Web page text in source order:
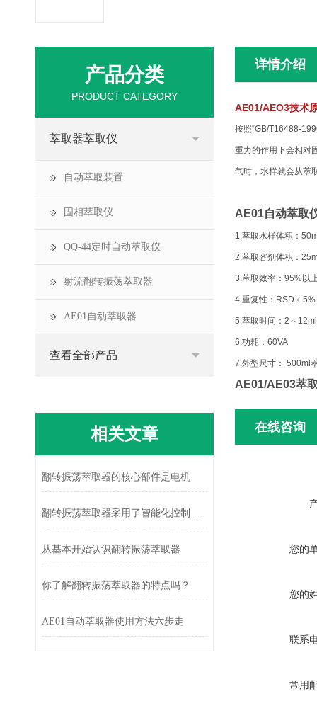
详情介绍
AE01/AEO3技术
按照“GB/T16488-
重力的作用下会相对
气时，水样就会从萃
AE01自动萃取
1.萃取水样体积：
2.萃取容剂体积：
3.萃取效率：95%以
4.重复性：RSD﹤5%
5.萃取时间：2～
6.功耗：60VA
7.外型尺寸： 500ml
AE01/AE03萃
在线咨询
您的
您的
联系
常用
产品分类
PRODUCT CATEGORY
萃取器萃取仪
自动萃取装置
固相萃取仪
QQ-44定时自动萃取仪
射流翻转振荡萃取器
AE01自动萃取器
查看全部产品
相关文章
翻转振荡萃取器的核心部件是电机
翻转振荡萃取器采用了智能化控制系统
从基本开始认识翻转振荡萃取器
你了解翻转振荡萃取器的特点吗？
AE01自动萃取器使用方法六步走